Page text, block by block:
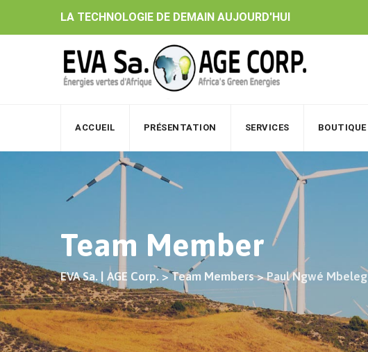
LA TECHNOLOGIE DE DEMAIN AUJOURD'HUI
ACCUEIL PRÉSENTATION SERVICES BOUTIQUE
Team Member
EVA Sa. | AGE Corp. >Team Members>Paul Ngwé Mbeleg